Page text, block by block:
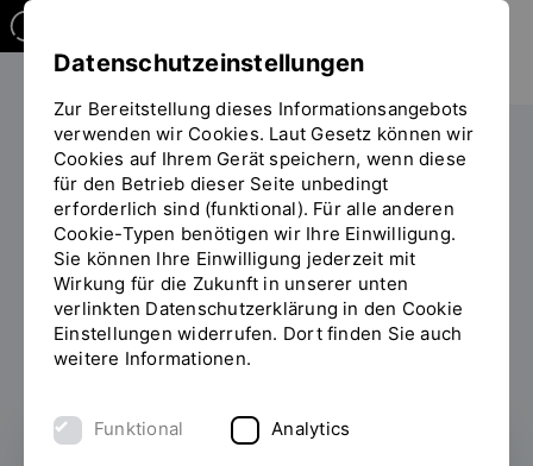
PERSONEN
Vera Littkopf
Zum Personenverzeichnis
Datenschutzeinstellungen
Zur Bereitstellung dieses Informationsangebots
verwenden wir Cookies. Laut Gesetz können wir
Cookies auf Ihrem Gerät speichern, wenn diese
für den Betrieb dieser Seite unbedingt
erforderlich sind (funktional). Für alle anderen
Cookie-Typen benötigen wir Ihre Einwilligung.
Sie können Ihre Einwilligung jederzeit mit
Wirkung für die Zukunft in unserer unten
verlinkten Datenschutzerklärung in den Cookie
Einstellungen widerrufen. Dort finden Sie auch
weitere Informationen.
Funktional Analytics